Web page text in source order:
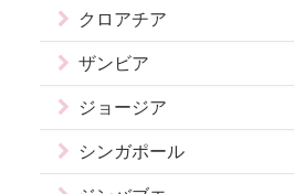
クロアチア
ザンビア
ジョージア
シンガポール